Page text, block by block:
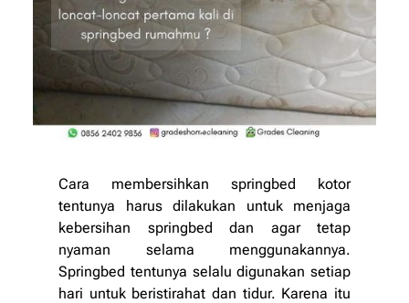
Cara membersihkan springbed kotor
tentunya harus dilakukan untuk menjaga
kebersihan springbed dan agar tetap
nyaman selama menggunakannya.
Springbed tentunya selalu digunakan setiap
hari untuk beristirahat dan tidur. Karena itu